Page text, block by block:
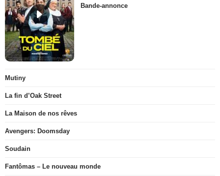
Bande-annonce
Mutiny
La fin d’Oak Street
La Maison de nos rêves
Avengers: Doomsday
Soudain
Fantômas – Le nouveau monde